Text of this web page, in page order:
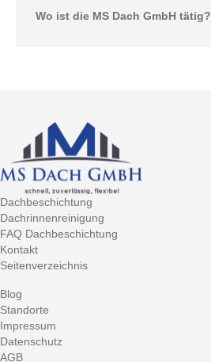
Wo ist die MS Dach GmbH tätig?
Dachbeschichtung
Dachrinnenreinigung
FAQ Dachbeschichtung
Kontakt
Seitenverzeichnis
Blog
Standorte
Impressum
Datenschutz
AGB